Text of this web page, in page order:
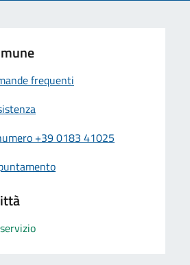
frequenti
+39 0183 41025